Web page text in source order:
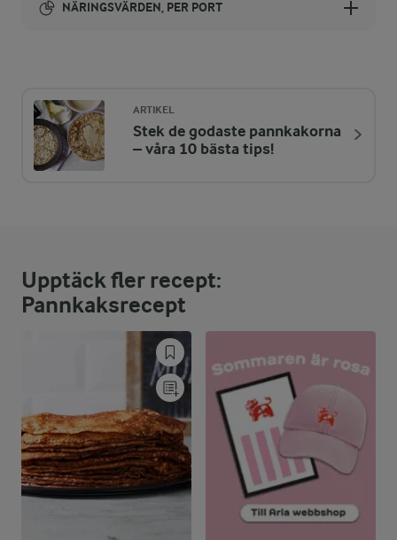
NÄRINGSVÄRDEN, PER PORT
ENERGIDISTRIBUTION %
NÄRINGSVÄRDEN PER PORT
Fett:
53 %
35,4 g
Kolhydrater:
ARTIKEL
Stek de godaste pannkakorna
– våra 10 bästa tips!
Upptäck fler recept:
Pannkaksrecept